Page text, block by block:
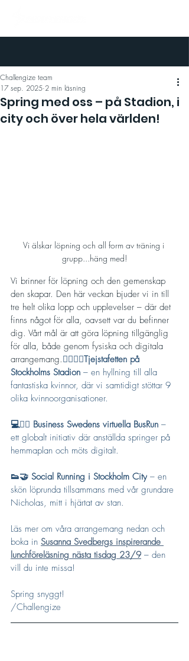
Spring med oss – på Stadion, i
city och över hela världen!
Challengize team
17 sep. 2025 2 min läsning
Vi älskar löpning och all form av träning i
grupp...häng med!
Vi brinner för löpning och den gemenskap
den skapar. Den här veckan bjuder vi in till
tre helt olika lopp och upplevelser – där det
finns något för alla, oavsett var du befinner
dig. Vårt mål är att göra löpning tillgänglig
för alla, både genom fysiska och digitala
arrangemang.🏃‍♀️🏃‍♀️Tjejstafetten på
Stockholms Stadion – en hyllning till alla
fantastiska kvinnor, där vi samtidigt stöttar 9
olika kvinnoorganisationer.
💻🏃‍♀️ Business Swedens virtuella BusRun –
ett globalt initiativ där anställda springer på
hemmaplan och möts digitalt.
👟🤝 Social Running i Stockholm City – en
skön löprunda tillsammans med vår grundare
Nicholas, mitt i hjärtat av stan.
Läs mer om våra arrangemang nedan och
boka in Susanna Svedbergs inspirerande
lunchföreläsning nästa tisdag 23/9 – den
vill du inte missa!
Spring snyggt!
/Challengize